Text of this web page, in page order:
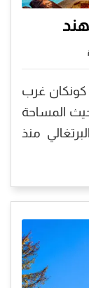
كونكان غرب
المساحة
منذ